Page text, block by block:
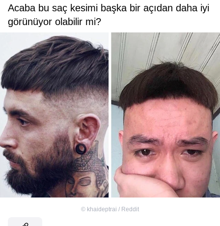
Acaba bu saç kesimi başka bir açıdan daha iyi
görünüyor olabilir mi?
© khaideptrai / Reddit